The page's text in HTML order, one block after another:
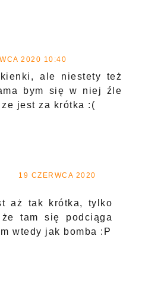
2020 10:40
ale niestety też
bym się w niej źle
ze jest za krótka :(
19 CZERWCA 2020
aż tak krótka, tylko
tam się podciąga
wtedy jak bomba :P